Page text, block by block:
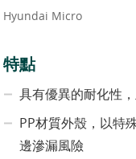
Hyundai Micro
特點
具有優異的耐化性
PP材質外殼，以特
邊滲漏風險